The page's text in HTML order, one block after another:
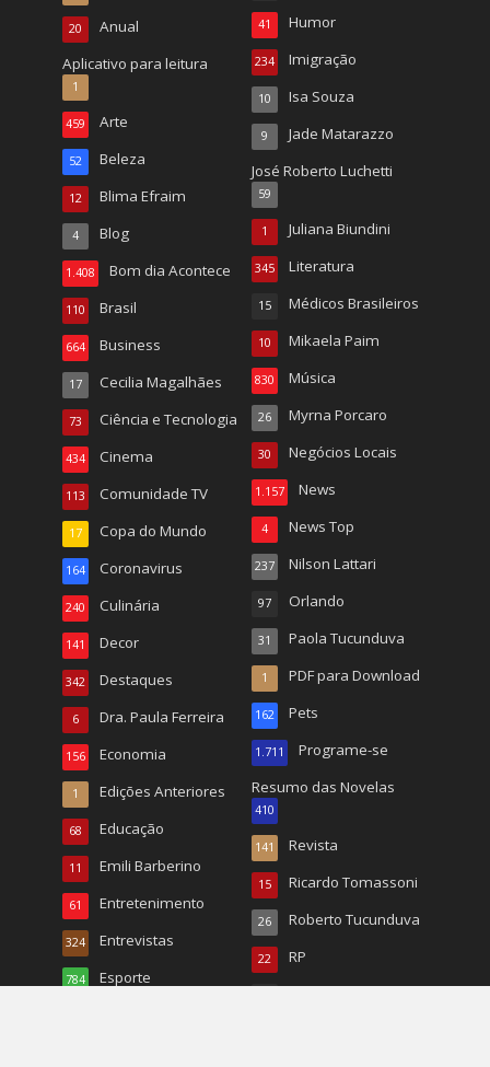
Anual
20
Aplicativo para leitura
1
Arte
459
Beleza
52
Blima Efraim
12
Blog
4
Bom dia Acontece
1.408
Brasil
110
Business
664
Cecilia Magalhães
17
Ciência e Tecnologia
73
Cinema
434
Comunidade TV
113
Copa do Mundo
17
Coronavirus
164
Culinária
240
Decor
141
Destaques
342
Dra. Paula Ferreira
6
Economia
156
Edições Anteriores
1
Educação
68
Emili Barberino
11
Entretenimento
61
Entrevistas
324
Esporte
784
Humor
41
Imigração
234
Isa Souza
10
Jade Matarazzo
9
José Roberto Luchetti
59
Juliana Biundini
1
Literatura
345
Médicos Brasileiros
15
Mikaela Paim
10
Música
830
Myrna Porcaro
26
Negócios Locais
30
News
1.157
News Top
4
Nilson Lattari
237
Orlando
97
Paola Tucunduva
31
PDF para Download
1
Pets
162
Programe-se
1.711
Resumo das Novelas
410
Revista
141
Ricardo Tomassoni
15
Roberto Tucunduva
26
RP
22